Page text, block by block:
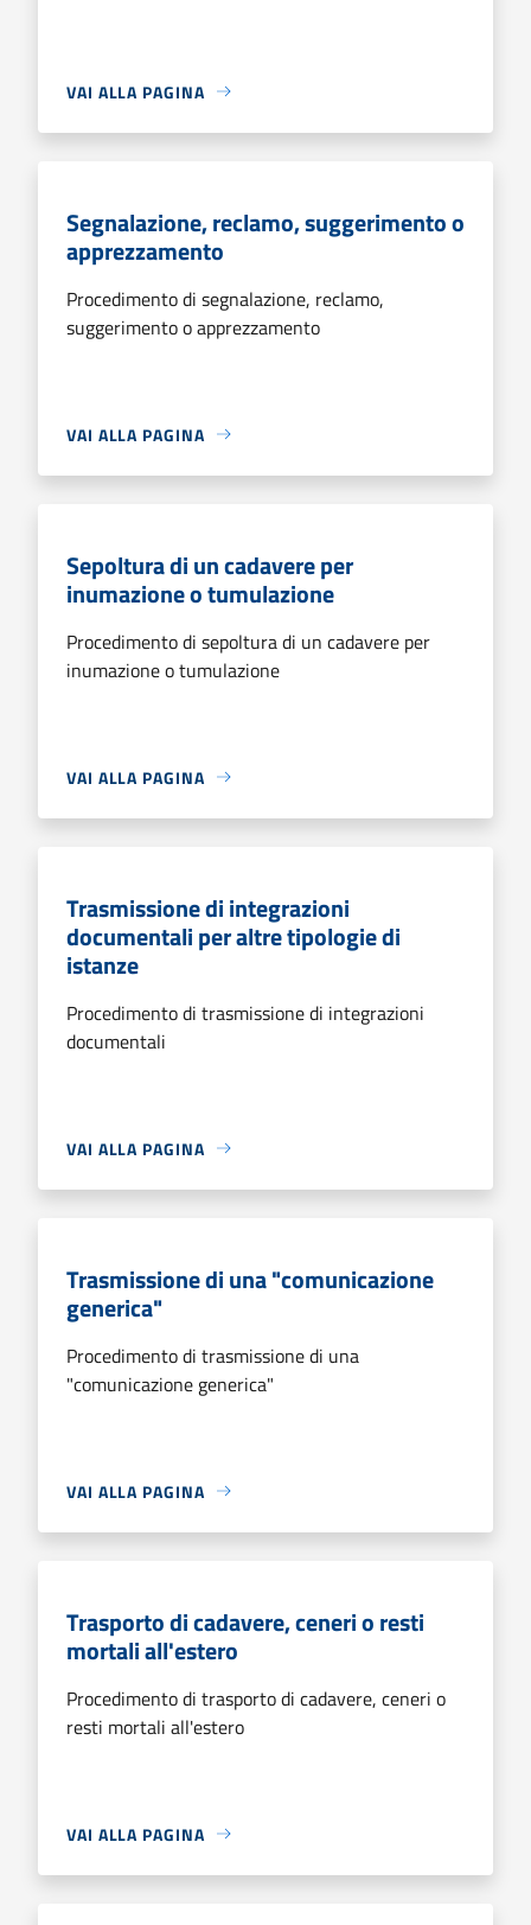
VAI ALLA PAGINA
Segnalazione, reclamo, suggerimento o
apprezzamento
Procedimento di segnalazione, reclamo,
suggerimento o apprezzamento
VAI ALLA PAGINA
Sepoltura di un cadavere per
inumazione o tumulazione
Procedimento di sepoltura di un cadavere per
inumazione o tumulazione
VAI ALLA PAGINA
Trasmissione di integrazioni
documentali per altre tipologie di
istanze
Procedimento di trasmissione di integrazioni
documentali
VAI ALLA PAGINA
Trasmissione di una "comunicazione
generica"
Procedimento di trasmissione di una
"comunicazione generica"
VAI ALLA PAGINA
Trasporto di cadavere, ceneri o resti
mortali all'estero
Procedimento di trasporto di cadavere, ceneri o
resti mortali all'estero
VAI ALLA PAGINA